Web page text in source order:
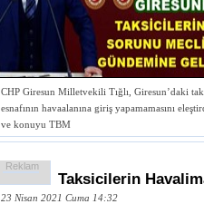
CHP Giresun Milletvekili Tığlı, Giresun’daki
esnafının havaalanına giriş yapamamasını
ve konuyu TBM
Reklam
Taksicilerin
23 Nisan 2021 Cuma 14:32